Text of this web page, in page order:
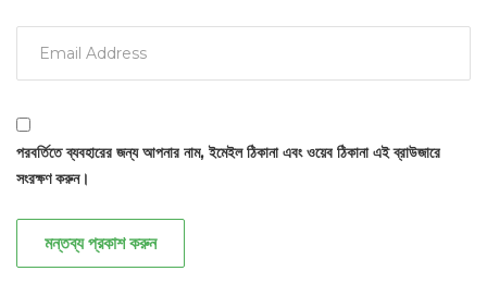
পরবর্তিতে ব্যবহারের জন্য আপনার নাম, ইমেইল ঠিকানা এবং ওয়েব ঠিকানা এই ব্রাউজারে
সংরক্ষণ করুন।
মন্তব্য প্রকাশ করুন